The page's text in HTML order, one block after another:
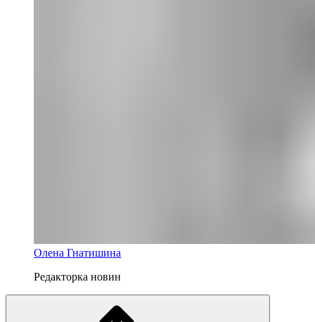
Олена Гнатишина
Редакторка новин